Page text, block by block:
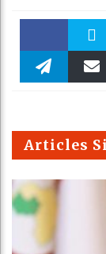
Faceboo Twitter
m
Articles